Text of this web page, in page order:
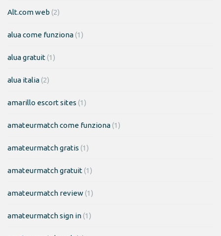
Alt.com web (2)
alua come funziona(1)
alua gratuit(1)
alua italia(2)
amarillo escort sites (1)
amateurmatch come funziona(1)
amateurmatch gratis (1)
amateurmatch gratuit(1)
amateurmatch review(1)
amateurmatch sign in(1)